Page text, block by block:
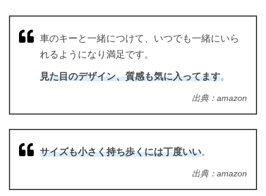
車のキーと一緒につけて、いつでも一緒にいら
れるようになり満足です。
見た目のデザイン、質感も気に入ってます。
出典：amazon
サイズも小さく持ち歩くには丁度いい。
出典：amazon